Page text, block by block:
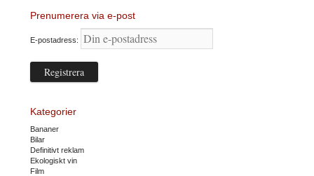
Prenumerera via e-post
E-postadress:
Kategorier
Bananer
Bilar
Definitivt reklam
Ekologiskt vin
Film